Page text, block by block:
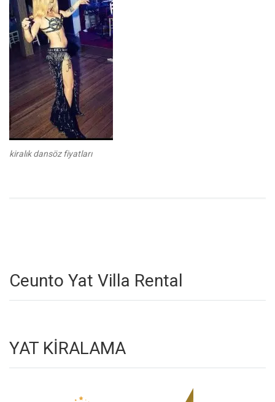
kiralık dansöz fiyatları
Ceunto Yat Villa Rental
YAT KİRALAMA